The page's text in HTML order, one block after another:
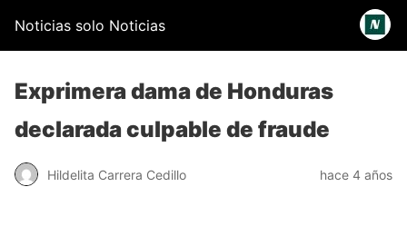
Noticias solo Noticias
Exprimera dama de Honduras
declarada culpable de fraude
Hildelita Carrera Cedillo hace 4 años